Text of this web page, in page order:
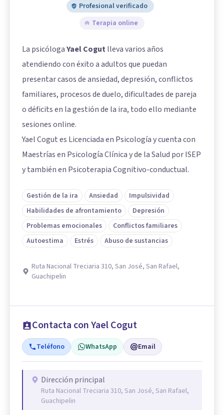
Profesional verificado
Terapia online
La psicólogaYael Cogutlleva varios años
atendiendo con éxito a adultos que puedan
presentar casos de ansiedad, depresión, conflictos
familiares, procesos de duelo, dificultades de pareja
o déficits en la gestión de la ira, todo ello mediante
sesiones online.
Yael Cogut es Licenciada en Psicología y cuenta con
Maestrías en Psicología Clínica y de la Salud por ISEP
y también en Psicoterapia Cognitivo-conductual.
Gestión de la ira Ansiedad
Impulsividad
Habilidades de afrontamiento
Depresión
Problemas emocionales
Conflictos familiares
Autoestima
Estrés Abuso de sustancias
Ruta Nacional Treciaria 310, San José, San Rafael,
Guachipelin
Contacta con Yael Cogut
Teléfono WhatsApp Email
Dirección principal
Ruta Nacional Treciaria 310, San José, San Rafael,
Guachipelin